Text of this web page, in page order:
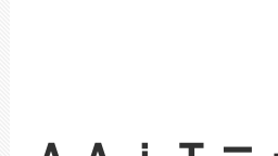
加組織は、
選定された製品
取得できる可能
事業者の負担軽
系統連系を迅速
限を超えて利用
狭視野のFOV
ケーブル、枝な
なレーザースポ